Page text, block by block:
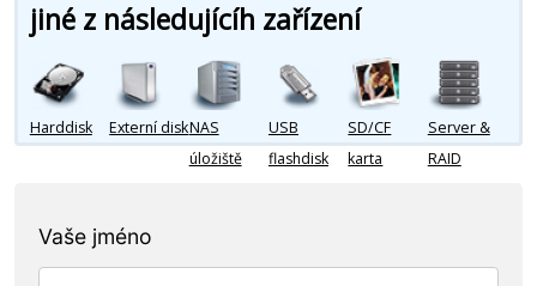
jiné z následujícíh zařízení
Harddisk Externí diskNAS
úložiště
USB
flashdisk
SD/CF
karta
Server &
RAID
Vaše jméno